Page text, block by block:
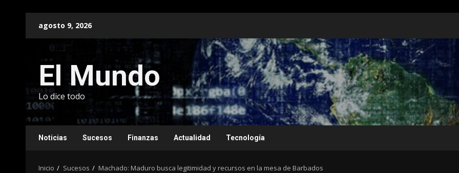
agosto 9, 2026
El Mundo
Lo dice todo
Noticias Sucesos Finanzas Actualidad Tecnología
Inicio Sucesos Machado: Maduro busca legitimidad y recursos en la mesa de Barbados